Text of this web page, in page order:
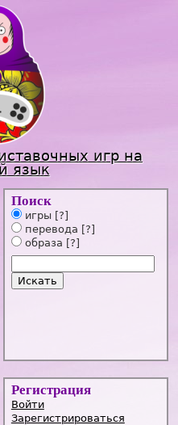
игр на
язык
Поиск
игры [?]
перевода [?]
образа [?]
Регистрация
Войти
Зарегистрироваться